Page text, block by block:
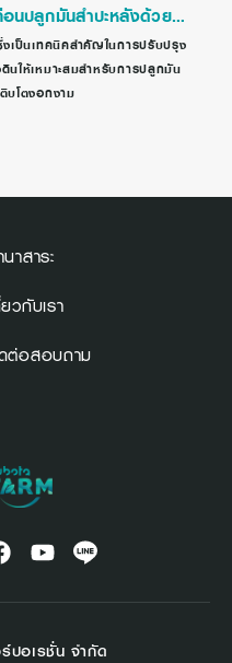
นปลูกมันสำปะหลังด้วย
เกษตร ดียังไง?￼
เป็นเทคนิคสำคัญในการปรับปรุง
นให้เหมาะสมสำหรับการปลูกมัน
บโตงอกงาม
าสาระ
วกับเรา
ต่อสอบถาม
ปอเรชั่น จำกัด